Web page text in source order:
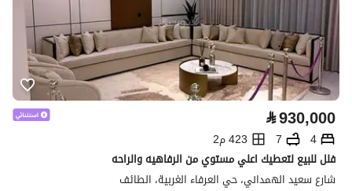
⃁930,000
4
7
423 م2
فلل للبيع لتعطيك اعلي مستوي من الرفاهيه والراحه
شارع سعيد الهمداني، حي العرفاء الغربية، الطائف